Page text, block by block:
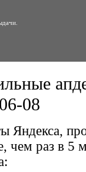
08
Яндекса,
чем раз в 5